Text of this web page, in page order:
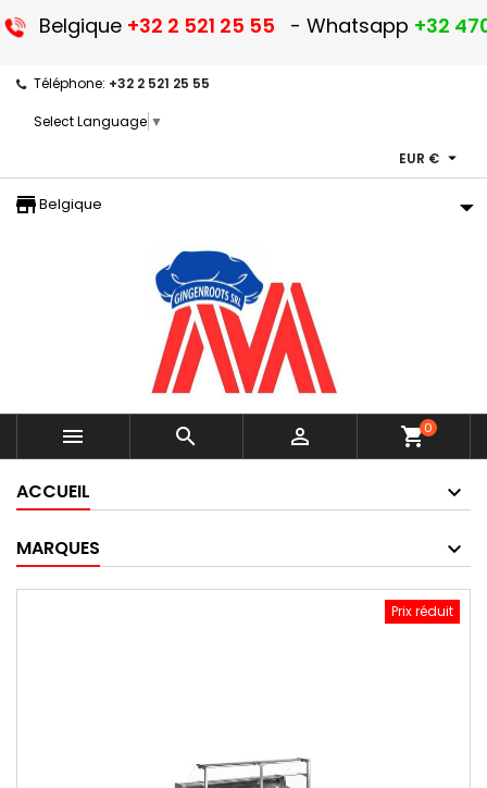
Belgique +32 2 521 25 55 - Whatsapp +32
Téléphone: +32 2 521 25 55
Select Language ▼
EUR € 
storefront
Belgique
   shopping_cart0
ACCUEIL
MARQUES
Prix réduit